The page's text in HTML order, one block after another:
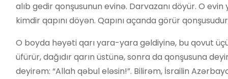
alıb gedir qonşusunun evinə. Darvazanı döyür. O
kimdir qapını döyən. Qapını açanda görür
O boyda həyəti qarı yara-yara gəldiyinə, bu qovut
üfürür, dağıdır qarın üstünə, sonra da qonşusuna
deyirəm: “Allah qəbul eləsin!”. Bilirəm, İsrailin